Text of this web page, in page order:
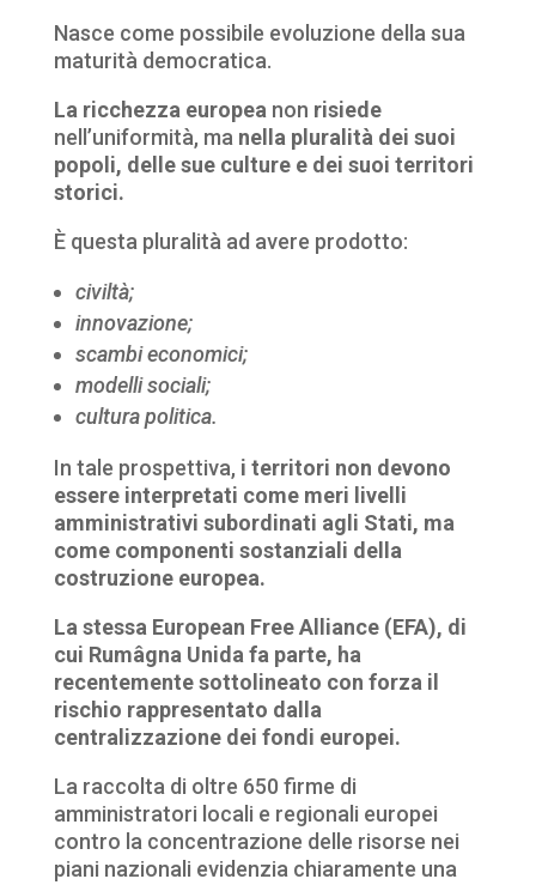
Nasce come possibile evoluzione della sua
maturità democratica.
La ricchezza europeanon risiede
nell’uniformità, ma nella pluralità dei suoi
popoli, delle sue culture e dei suoi territori
storici.
È questa pluralità ad avere prodotto:
civiltà;
innovazione;
scambi economici;
modelli sociali;
cultura politica.
In tale prospettiva, i territori non devono
essere interpretati come meri livelli
amministrativi subordinati agli Stati, ma
come componenti sostanziali della
costruzione europea.
La stessa European Free Alliance (EFA), di
cui Rumâgna Unida fa parte, ha
recentemente sottolineato con forza il
rischio rappresentato dalla
centralizzazione dei fondi europei.
La raccolta di oltre 650 firme di
amministratori locali e regionali europei
contro la concentrazione delle risorse nei
piani nazionali evidenzia chiaramente una